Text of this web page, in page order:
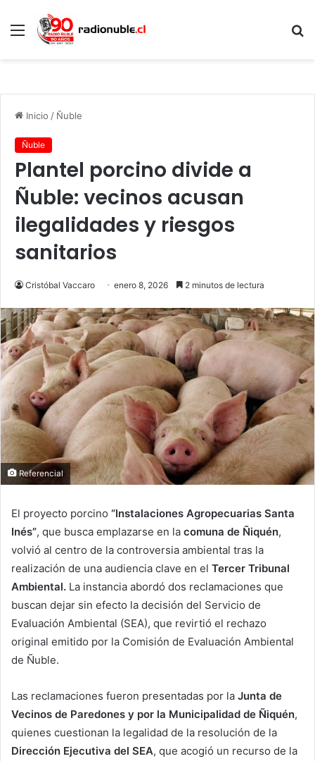
Menú
Inicio / Ñuble
Ñuble
Plantel porcino divide a
Ñuble: vecinos acusan
ilegalidades y riesgos
sanitarios
Cristóbal Vaccaro enero 8, 2026 2 minutos de lectura
Referencial
El proyecto porcino “Instalaciones Agropecuarias Santa
Inés”, que busca emplazarse en la comuna de Ñiquén,
volvió al centro de la controversia ambiental tras la
realización de una audiencia clave en el Tercer Tribunal
Ambiental. La instancia abordó dos reclamaciones que
buscan dejar sin efecto la decisión del Servicio de
Evaluación Ambiental (SEA), que revirtió el rechazo
original emitido por la Comisión de Evaluación Ambiental
de Ñuble.
Las reclamaciones fueron presentadas por la Junta de
Vecinos de Paredones y por la Municipalidad de Ñiquén,
quienes cuestionan la legalidad de la resolución de la
Dirección Ejecutiva del SEA, que acogió un recurso de la